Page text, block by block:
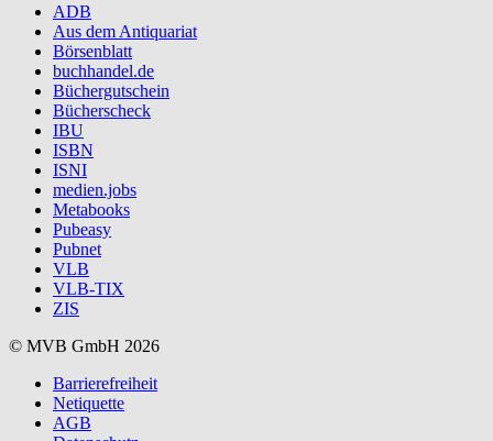
ADB
Aus dem Antiquariat
Börsenblatt
buchhandel.de
Büchergutschein
Bücherscheck
IBU
ISBN
ISNI
medien.jobs
Metabooks
Pubeasy
Pubnet
VLB
VLB-TIX
ZIS
© MVB GmbH 2026
Barrierefreiheit
Netiquette
AGB